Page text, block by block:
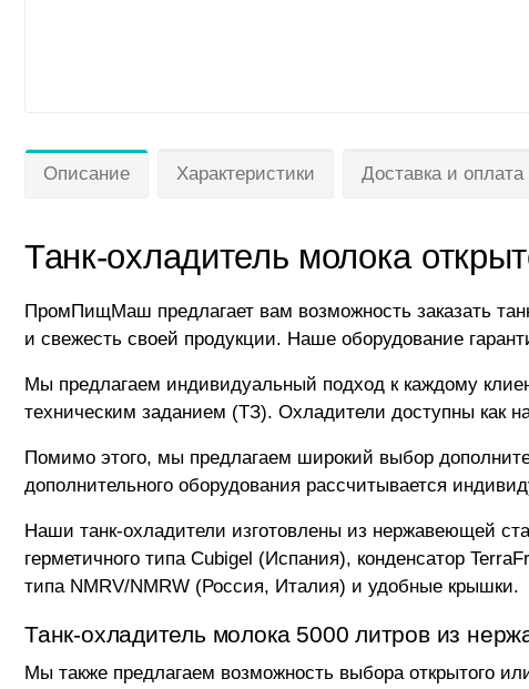
Описание Характеристики Доставка и оплата
Танк-охладитель молока
ПромПищМаш предлагает вам возможность заказать
и свежесть своей продукции. Наше оборудование
Мы предлагаем индивидуальный подход к каждому
техническим заданием (ТЗ). Охладители доступны как
Помимо этого, мы предлагаем широкий выбор
дополнительного оборудования рассчитывается
Наши танк-охладители изготовлены из нержавеющей
герметичного типа Cubigel (Испания), конденсатор
типа NMRV/NMRW (Россия, Италия) и удобные крышки.
Танк-охладитель молока 5000 литров из
Мы также предлагаем возможность выбора открытого